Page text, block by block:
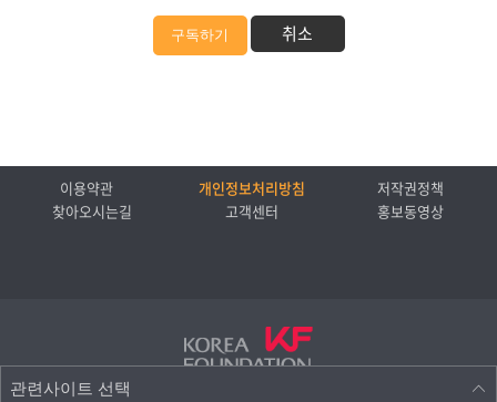
구독하기 취소
이용약관 개인정보처리방침
저작권정책
찾아오시는길
고객센터 홍보동영상
관련사이트 선택